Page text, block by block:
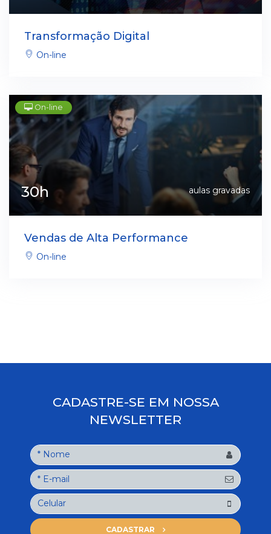
Transformação Digital
On-line
On-line
30h aulas gravadas
Vendas de Alta Performance
On-line
CADASTRE-SE EM NOSSA
NEWSLETTER
CADASTRAR